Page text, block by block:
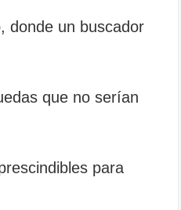
donde un buscador
que no serían
para